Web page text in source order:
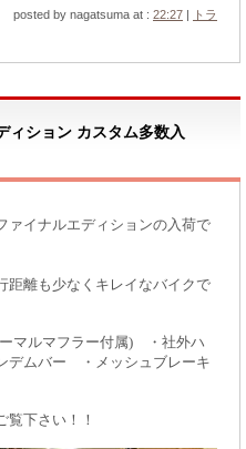
posted by nagatsuma at : 22:27 |
トラ
ィション カスタム多数入
ァイナルエディションの入荷で
距離も少なくキレイなバイクで
マルマフラー付属) ・社外ハ
ムバー ・メッシュブレーキ
覧下さい！！